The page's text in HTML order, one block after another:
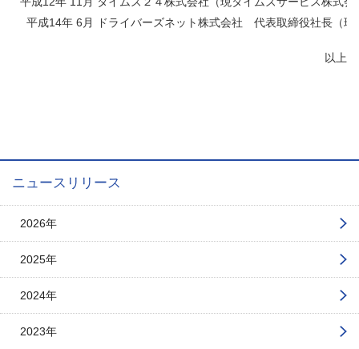
平成14年 6月
ドライバーズネット株式会社 代表取締役社長（現
以上
ニュースリリース
2026年
2025年
2024年
2023年